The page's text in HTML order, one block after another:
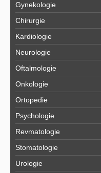
Gynekologie
Chirurgie
Kardiologie
Neurologie
Oftalmologie
Onkologie
Ortopedie
Psychologie
Revmatologie
Stomatologie
Urologie